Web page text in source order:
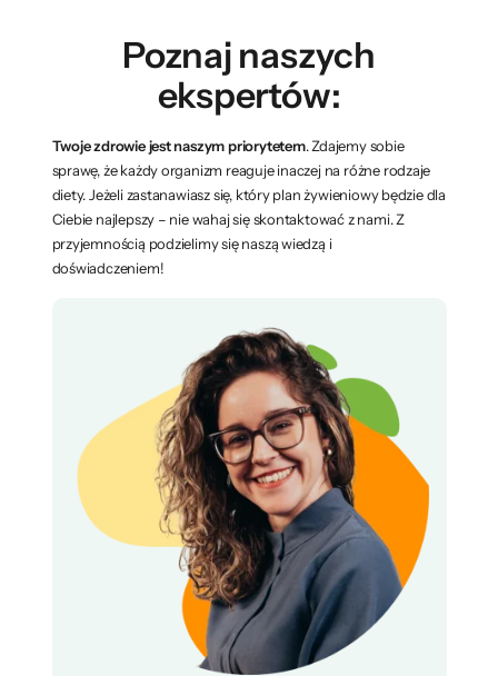
Poznaj naszych
ekspertów:
Twoje zdrowie jest naszym priorytetem. Zdajemy sobie
sprawę, że każdy organizm reaguje inaczej na różne rodzaje
diety. Jeżeli zastanawiasz się, który plan żywieniowy będzie dla
Ciebie najlepszy – nie wahaj się skontaktować z nami. Z
przyjemnością podzielimy się naszą wiedzą i
doświadczeniem!